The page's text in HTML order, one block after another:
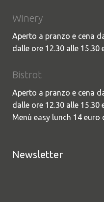
Winery
Aperto a pranzo e cena
dalle ore 12.30 alle 15.30
Bistrot
Aperto a pranzo e cena
dalle ore 12.30 alle 15.30
Menù easy lunch 14 euro
Newsletter